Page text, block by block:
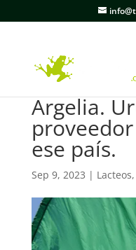
Argelia.
ese país.
Sep 9, 2023 | Lacteos,